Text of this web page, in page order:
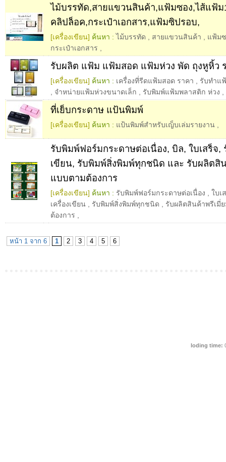
ไม้บรรทัด,สายแขวนสินค้า,แฟ้มซอง,ไส้แฟ้ม
คลิปล็อค,กระเป๋าเอกสาร,แฟ้มซิปรอบ,
[เครื่องเขียน] ค้นหา : ไม้บรรทัด สายแขวนสินค้า
แฟ้ม
กระเป๋าเอกสาร
รับผลิต แฟ้ม แฟ้มสอด แฟ้มห่วง พัด ถุงหูหิ้ว
[เครื่องเขียน] ค้นหา : เครื่องที่รีดแฟ้มสอด ราคา
รับทําแ
จำหน่ายแฟ้มห่วงขนาดเล็ก รับพิมพ์แฟ้มพลาสติก ห่วง
ที่เย็บกระดาษ แป้นพิมพ์
[เครื่องเขียน] ค้นหา : แป้นพิมพ์สำหรับเญ็บเล่มรายงาน
รับพิมพ์ฟอร์มกระดาษต่อเนื่อง, บิล, ใบเสร็จ,
เขียน, รับพิมพ์สิ่งพิมพ์ทุกชนิด และ รับผลิตสิ
แบบตามต้องการ
[เครื่องเขียน] ค้นหา : รับพิมพ์ฟอร์มกระดาษต่อเนื่อง
ใบเ
เครื่องเขียน
รับพิมพ์สิ่งพิมพ์ทุกชนิด
รับผลิตสินค้าพรีเมี่
ต้องการ
หน้า 1 จาก 6 1 2 3 4 5 6
loding time: